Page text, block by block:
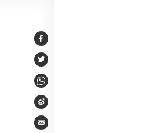
Facebook
Twitter
WhatsApp
Weibo
Email